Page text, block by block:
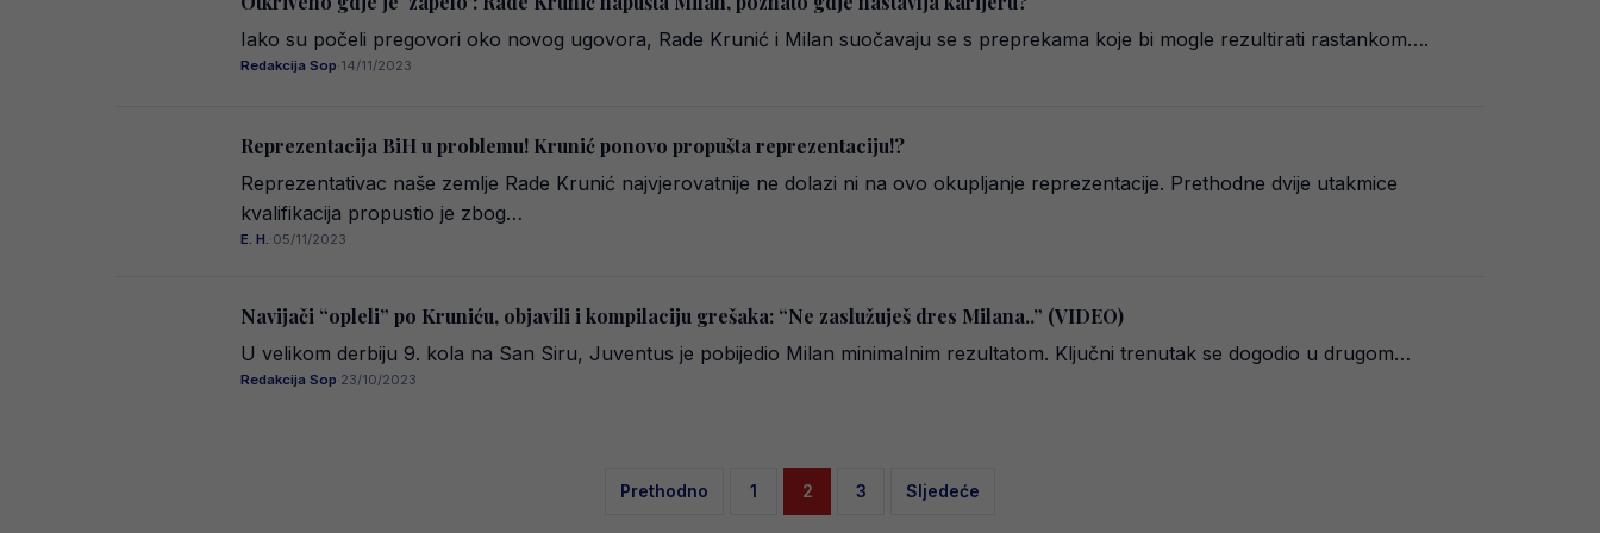
Iako su počeli pregovori oko novog ugovora, Rade Krunić i Milan suočavaju se s preprekama koje bi mogle rezultirati rastankom….
Redakcija Sop·14/11/2023
Reprezentacija BiH u problemu! Krunić ponovo propušta reprezentaciju!?
Reprezentativac naše zemlje Rade Krunić najvjerovatnije ne dolazi ni na ovo okupljanje reprezentacije. Prethodne dvije utakmice
kvalifikacija propustio je zbog…
E. H.·05/11/2023
Navijači “opleli” po Kruniću, objavili i kompilaciju grešaka: “Ne zaslužuješ dres Milana..” (VIDEO)
U velikom derbiju 9. kola na San Siru, Juventus je pobijedio Milan minimalnim rezultatom. Ključni trenutak se dogodio u drugom…
Redakcija Sop·23/10/2023
Posts
Prethodno 1 2 3 Sljedeće